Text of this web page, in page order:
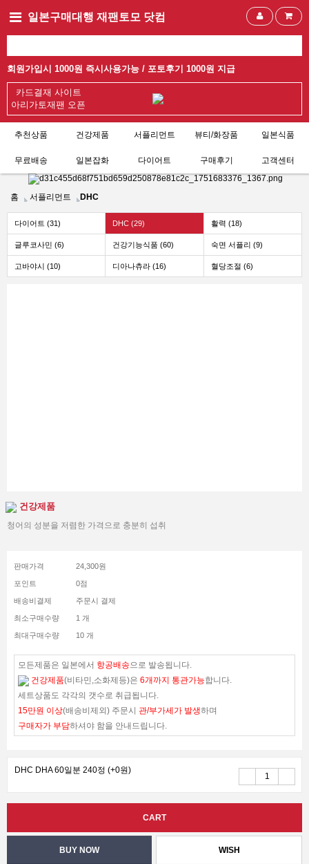
일본구매대행 재팬토모 닷컴
회원가입시 1000원 즉시사용가능 / 포토후기 1000원 지급
카드결재 사이트
아리가토재팬 오픈
추천상품 건강제품 서플리먼트 뷰티/화장품 일본식품
무료배송 일본잡화 다이어트 구매후기 고객센터
홈 서플리먼트 DHC
다이어트 (31) DHC (29) 활력 (18)
글루코사민 (6) 건강기능식품 (60) 숙면 서플리 (9)
고바야시 (10) 디아나츄라 (16) 혈당조절 (6)
건강제품
청어의 성분을 저렴한 가격으로 충분히 섭취
판매가격 24,300원
포인트 0점
배송비결제 주문시 결제
최소구매수량 1 개
최대구매수량 10 개
모든제품은 일본에서 항공배송으로 발송됩니다.
건강제품(비타민,소화제등)은 6개까지 통관가능합니다.
세트상품도 각각의 갯수로 취급됩니다.
15만원 이상(배송비제외) 주문시 관/부가세가 발생하며
구매자가 부담하셔야 함을 안내드립니다.
DHC DHA 60일분 240정 (+0원)
WISH